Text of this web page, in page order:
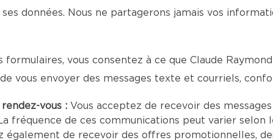
données. Nous ne partagerons jamais vos
formulaires, vous consentez à ce que Claude
vous envoyer des messages texte et courriels,
vous : Vous acceptez de recevoir des
fréquence de ces communications peut varier selon
également de recevoir des offres promotionnelles,